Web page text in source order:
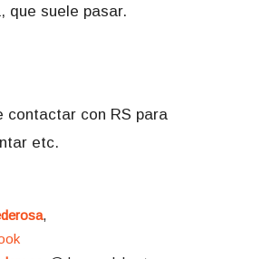
que suele pasar.
contactar con RS para
etc.
,